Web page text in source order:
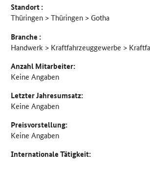
Standort :
Thüringen > Thüringen > Gotha
Branche :
Handwerk > Kraftfahrzeuggewerbe >
Anzahl Mitarbeiter:
Keine Angaben
Letzter Jahresumsatz:
Keine Angaben
Preisvorstellung:
Keine Angaben
Internationale Tätigkeit: